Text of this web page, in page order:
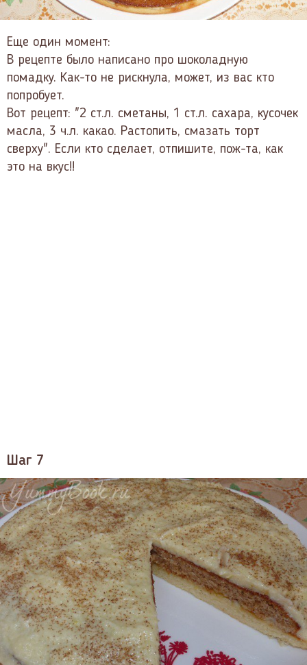
Еще один момент:
В рецепте было написано про шоколадную
помадку. Как-то не рискнула, может, из вас кто
попробует.
Вот рецепт: "2 ст.л. сметаны, 1 ст.л. сахара, кусочек
масла, 3 ч.л. какао. Растопить, смазать торт
сверху". Если кто сделает, отпишите, пож-та, как
это на вкус!!
Шаг 7